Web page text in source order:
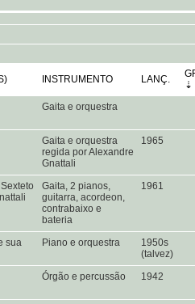
INSTRUMENTO LANÇ.
Gaita e orquestra
Gaita e orquestra
regida por Alexandre
Gnattali
1965
Gaita, 2 pianos,
guitarra, acordeon,
contrabaixo e
bateria
1961
sua
Piano e orquestra
1950s
(talvez)
Órgão e percussão 1942